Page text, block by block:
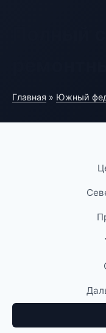
Главная » Южный